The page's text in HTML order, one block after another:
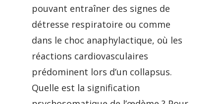
pouvant entraîner des signes de
détresse respiratoire ou comme
dans le choc anaphylactique, où les
réactions cardiovasculaires
prédominent lors d’un collapsus.
Quelle est la signification